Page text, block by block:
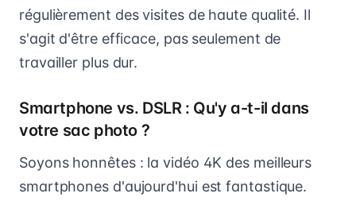
régulièrement des visites de haute qualité. Il
s'agit d'être efficace, pas seulement de
travailler plus dur.
Smartphone vs. DSLR : Qu'y a-t-il dans
votre sac photo ?
Soyons honnêtes : la vidéo 4K des meilleurs
smartphones d'aujourd'hui est fantastique.